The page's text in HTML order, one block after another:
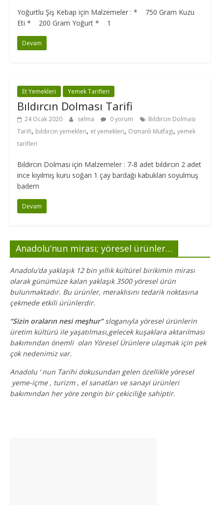
Yoğurtlu Şiş Kebap için Malzemeler : * 750 Gram Kuzu
Eti * 200 Gram Yoğurt * 1
Devam
Et Yemekleri Yemek Tarifleri
Bıldırcın Dolması Tarifi
24 Ocak 2020 selma 0 yorum
Bıldırcın Dolması
Tarifi, bıldırcın yemekleri, et yemekleri, Osmanli Mutfagi, yemek
tarifleri
Bıldırcın Dolması için Malzemeler : 7-8 adet bıldırcın 2 adet
ince kıyılmış kuru soğan 1 çay bardağı kabukları soyulmuş
badem
Devam
Anadolu’nun mirası; yöresel ürünler…
Anadolu’da yaklaşık 12 bin yıllık kültürel birikimin mirası
olarak günümüze kalan yaklaşık 3500 yöresel ürün
bulunmaktadır. Bu ürünler, meraklısını tedarik noktasına
çekmede etkili ürünlerdir.
“Sizin oraların nesi meşhur”sloganıyla yöresel ürünlerin
üretim kültürü ile yaşatılması,gelecek kuşaklara aktarılması
bakımından önemli olan Yöresel Ürünlere ulaşmak için pek
çok nedenimiz var.
Anadolu ‘ nun Tarihi dokusundan gelen özellikle yöresel
yeme-içme , turizm , el sanatları ve sanayi ürünleri
bakımından her yöre zengin bir çekiciliğe sahiptir.